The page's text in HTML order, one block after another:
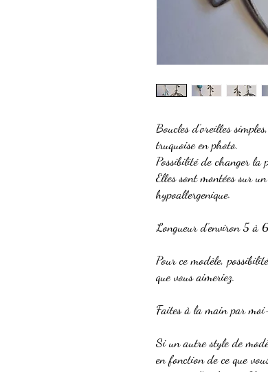
Boucles d’oreilles
truquoise en photo.
Possibilité de changer la
Elles sont montées sur
hypoallergenique.
Longueur d’environ 5 à
Pour ce modèle,
que vous aimeriez.
Faites à la main par
Si un autre style de
en fonction de ce que